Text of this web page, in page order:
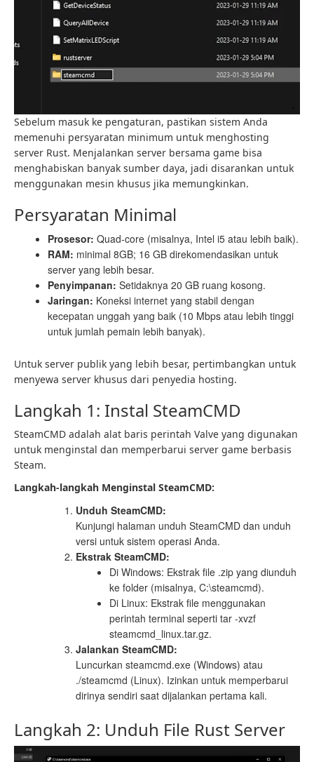
Sebelum masuk ke pengaturan, pastikan sistem Anda
memenuhi persyaratan minimum untuk menghosting
server Rust. Menjalankan server bersama game bisa
menghabiskan banyak sumber daya, jadi disarankan untuk
menggunakan mesin khusus jika memungkinkan.
Persyaratan Minimal
Prosesor: Quad-core (misalnya, Intel i5 atau lebih baik).
RAM: minimal 8GB; 16 GB direkomendasikan untuk
server yang lebih besar.
Penyimpanan: Setidaknya 20 GB ruang kosong.
Jaringan: Koneksi internet yang stabil dengan
kecepatan unggah yang baik (10 Mbps atau lebih tinggi
untuk jumlah pemain lebih banyak).
Untuk server publik yang lebih besar, pertimbangkan untuk
menyewa server khusus dari penyedia hosting.
Langkah 1: Instal SteamCMD
SteamCMD adalah alat baris perintah Valve yang digunakan
untuk menginstal dan memperbarui server game berbasis
Steam.
Langkah-langkah Menginstal SteamCMD:
Unduh SteamCMD:
Kunjungi halaman unduh SteamCMD dan unduh
versi untuk sistem operasi Anda.
Ekstrak SteamCMD:
Di Windows: Ekstrak file .zip yang diunduh
ke folder (misalnya, C:\steamcmd).
Di Linux: Ekstrak file menggunakan
perintah terminal seperti tar -xvzf
steamcmd_linux.tar.gz.
Jalankan SteamCMD:
Luncurkan steamcmd.exe (Windows) atau
./steamcmd (Linux). Izinkan untuk memperbarui
dirinya sendiri saat dijalankan pertama kali.
Langkah 2: Unduh File Rust Server